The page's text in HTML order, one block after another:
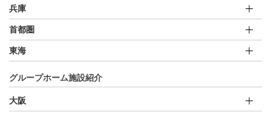
兵庫
首都圏
東海
グループホーム施設紹介
大阪